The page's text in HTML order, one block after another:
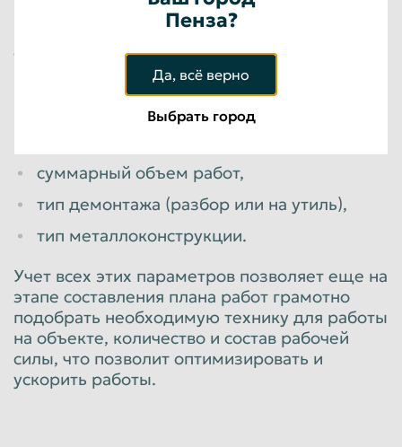
Время, затрачиваемое на демонтаж, зависит
от множества факторов, в числе которых:
сложность демонтажа
металлоконструкции,
суммарный объем работ,
тип демонтажа (разбор или на утиль),
тип металлоконструкции.
Учет всех этих параметров позволяет еще на
этапе составления плана работ грамотно
подобрать необходимую технику для работы
на объекте, количество и состав рабочей
силы, что позволит оптимизировать и
ускорить работы.
Пенза?
Да, всё верно
Выбрать город